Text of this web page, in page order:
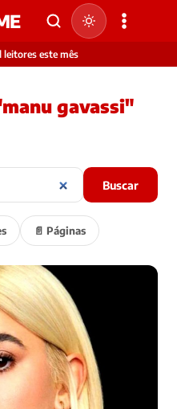
leitores este mês
gavassi"
Buscar
📄 Páginas